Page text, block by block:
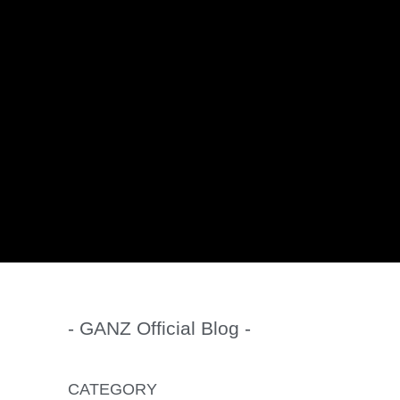
- GANZ Official Blog -
CATEGORY